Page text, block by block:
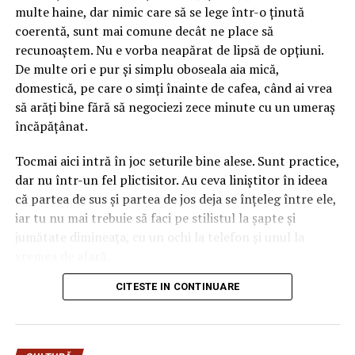
deja două culori în ecuație înainte să așezi o singură
floare lângă el. Dacă ignori amănuntul ăsta, ajungi ușor
la un aranjament care se bate cap în cap, în care
albastrul rece și florile nimeresc în registre care nu
vorbesc între ele.
Gândește-te la el ca la o piesă vestimentară cu
întâmplare pe dedesubt, ci cauți ce-l pune în valoare.
Aici e la fel. Albastrul cere ori contraste calde care îl
scot în față, ori tonuri reci care îl liniștesc și îl extind.
Sezonul intervine exact în decizia asta, pentru că ne
Mai e un lucru pe care l-am prins abia în timp. Florile
multe haine, dar nimic care să se lege într-o ținută
coerentă, sunt mai comune decât ne place să
recunoaștem. Nu e vorba neapărat de lipsă de opțiuni.
De multe ori e pur și simplu oboseala aia mică,
domestică, pe care o simți înainte de cafea, când ai vrea
să arăți bine fără să negociezi zece minute cu un umeraș
încăpățânat.
Tocmai aici intră în joc seturile bine alese. Sunt practice,
dar nu într-un fel plictisitor. Au ceva liniștitor în ideea
că partea de sus și partea de jos deja se înțeleg între ele,
iar tu nu mai trebuie să faci pe stilistul la șapte și
jumătate dimineața, cu un ochi la telefon și unul la
Numai că nu orice compleu e bun pentru viața reală. Una
lumina perfectă și modelul care pare că n-a alergat
niciodată după autobuz, și alta e să funcționeze într-o zi
CITESTE IN CONTINUARE